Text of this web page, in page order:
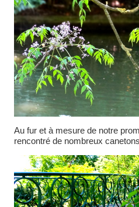
Au fur et à mesure de notre
rencontré de nombreux